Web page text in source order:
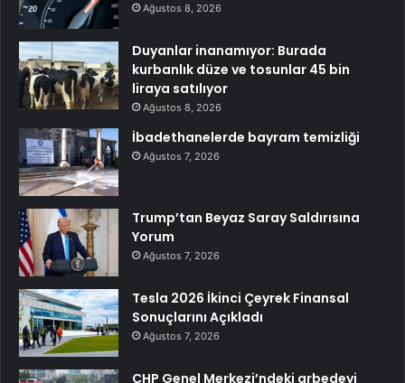
Ağustos 8, 2026
Duyanlar inanamıyor: Burada
kurbanlık düze ve tosunlar 45 bin
liraya satılıyor
Ağustos 8, 2026
İbadethanelerde bayram temizliği
Ağustos 7, 2026
Trump’tan Beyaz Saray Saldırısına
Yorum
Ağustos 7, 2026
Tesla 2026 İkinci Çeyrek Finansal
Sonuçlarını Açıkladı
Ağustos 7, 2026
CHP Genel Merkezi’ndeki arbedeyi